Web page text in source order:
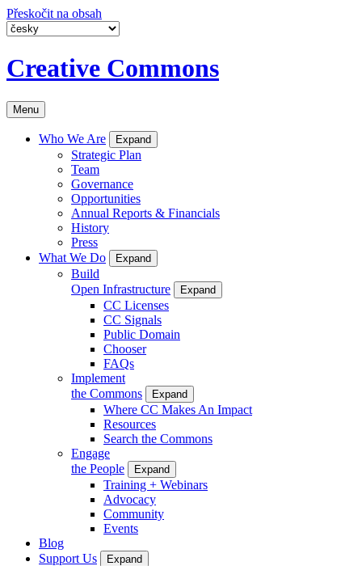
Přeskočit na obsah
Creative Commons
Menu
Who We Are Expand
Strategic Plan
Team
Governance
Opportunities
Annual Reports & Financials
History
Press
What We Do
Expand
Build
Open Infrastructure
Expand
CC Licenses
CC Signals
Public Domain
Chooser
FAQs
Implement
the Commons
Expand
Where CC Makes An Impact
Resources
Search the Commons
Engage
the People
Expand
Training + Webinars
Advocacy
Community
Events
Blog
Support Us
Expand